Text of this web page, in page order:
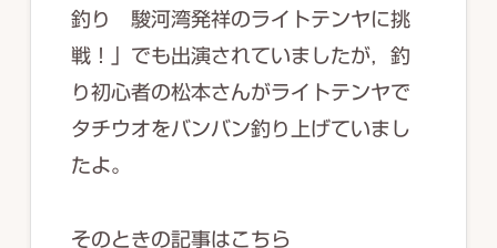
釣り 駿河湾発祥のライトテンヤに挑
戦！」でも出演されていましたが，釣
り初心者の松本さんがライトテンヤで
タチウオをバンバン釣り上げていまし
たよ。
そのときの記事はこちら